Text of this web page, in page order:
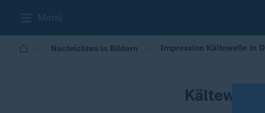
Menü
Nachrichten in Bildern Impression Kältewelle in